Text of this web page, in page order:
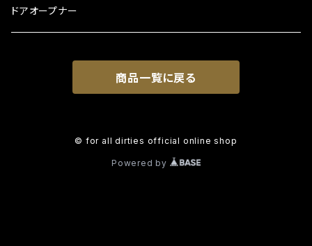
ドアオープナー
商品一覧に戻る
© for all dirties official online shop
Powered by